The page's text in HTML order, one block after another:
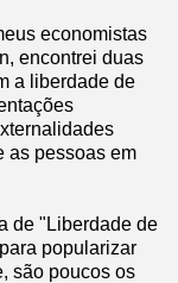
economistas
encontrei duas
a liberdade de
as pessoas em
de "Liberdade de
popularizar
são poucos os